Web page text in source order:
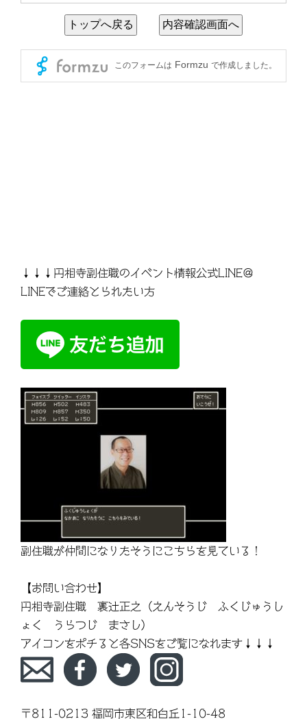
↓↓↓円相寺副住職のイベント情報公式LINE＠
LINEでご連絡とられたい方
副住職が仲間になりたそうにこちらを見ている！
【お問い合わせ】
円相寺副住職 裏辻正之（えんそうじ ふくじゅうし
ょく うらつじ まさし）
アイコンをポチると各SNSをご覧になれます↓↓↓
〒811-0213 福岡市東区和白丘1-10-48